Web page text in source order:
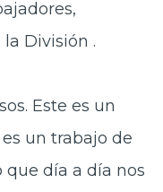
División .
Este es un
un trabajo de
que día a día nos